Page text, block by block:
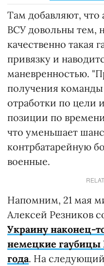
Там добавляют, что
ВСУ довольны тем,
качественно такая
привязку и
маневренностью.
получения команды
отработки по цели
позиции по
что уменьшает
контрбатарейную
военные.
Напомним, 21 мая
Алексей Резников
Украину наконец-
немецкие гаубицы
года. На